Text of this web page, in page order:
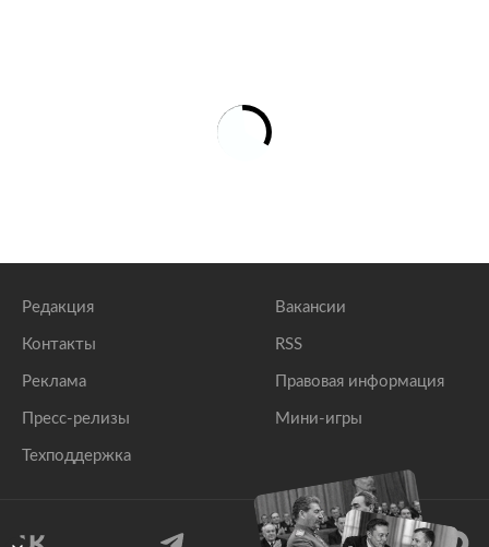
Редакция
Контакты
Реклама
Пресс-релизы
Техподдержка
Вакансии
RSS
Правовая информация
Мини-игры